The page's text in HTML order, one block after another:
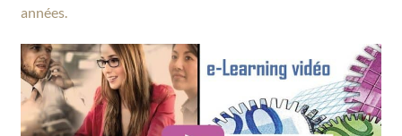
années.